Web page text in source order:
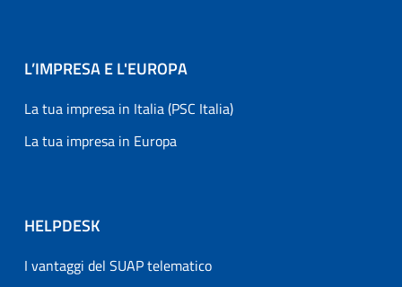
L’IMPRESA E L'EUROPA
La tua impresa in Italia (PSC Italia)
La tua impresa in Europa
HELPDESK
I vantaggi del SUAP telematico